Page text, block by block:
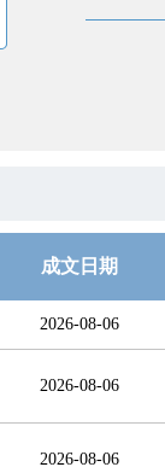
成文日期
2026-08-06
2026-08-06
2026-08-06